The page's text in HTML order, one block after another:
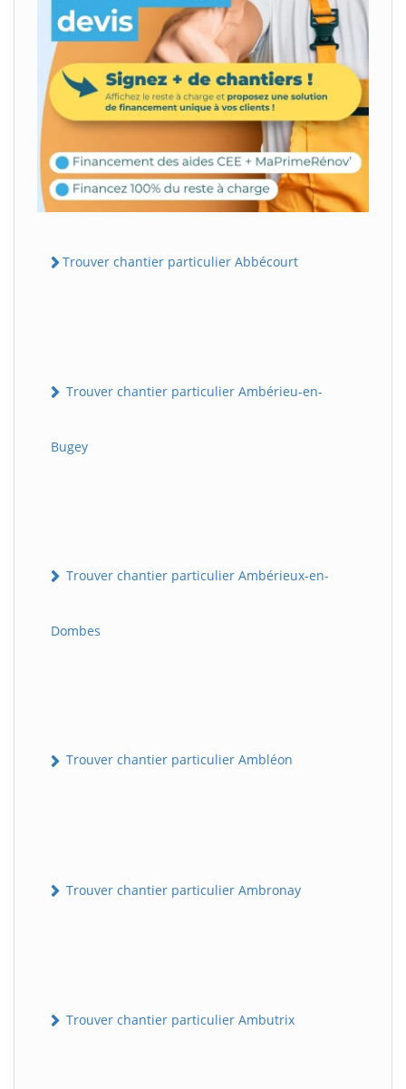
Trouver chantier particulier Abbécourt
Trouver chantier particulier Ambérieu-en-
Bugey
Trouver chantier particulier Ambérieux-en-
Dombes
Trouver chantier particulier Ambléon
Trouver chantier particulier Ambronay
Trouver chantier particulier Ambutrix